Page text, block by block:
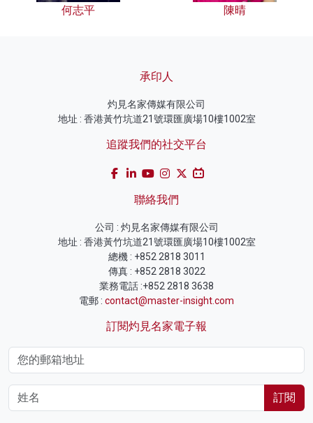
何志平 陳晴
承印人
灼見名家傳媒有限公司
地址 : 香港黃竹坑道21號環匯廣場10樓1002室
追蹤我們的社交平台
聯絡我們
公司 : 灼見名家傳媒有限公司
地址 : 香港黃竹坑道21號環匯廣場10樓1002室
總機 : +852 2818 3011
傳真 : +852 2818 3022
業務電話 :+852 2818 3638
電郵 : contact@master-insight.com
訂閱灼見名家電子報
訂閱